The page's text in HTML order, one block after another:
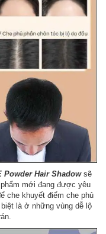
Powder Hair Shadowsẽ
mới đang được yêu
che khuyết điểm che phủ
là ở những vùng dễ lộ